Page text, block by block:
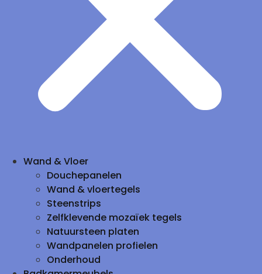
Wand & Vloer
Douchepanelen
Wand & vloertegels
Steenstrips
Zelfklevende mozaïek tegels
Natuursteen platen
Wandpanelen profielen
Onderhoud